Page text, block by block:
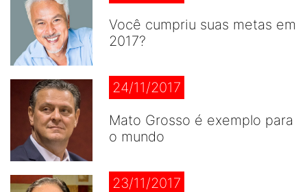
Você cumpriu suas metas em
2017?
24/11/2017
Mato Grosso é exemplo para
o mundo
23/11/2017